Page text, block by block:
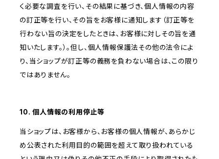
く必要な調査を行い、その結果に基づき、個人情報の内容
の訂正等を行い、その旨をお客様に通知します（訂正等を
行わない旨の決定をしたときは、お客様に対しその旨を通
知いたします。）。但し、個人情報保護法その他の法令によ
り、当ショップが訂正等の義務を負わない場合は、この限り
ではありません。
10. 個人情報の利用停止等
当ショップは、お客様から、お客様の個人情報が、あらかじ
め公表された利用目的の範囲を超えて取り扱われている